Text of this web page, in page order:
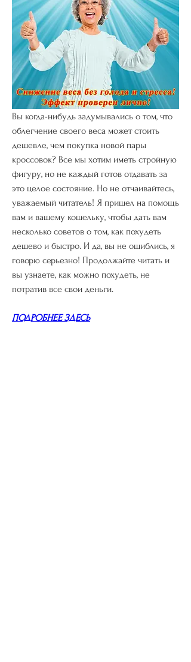
Вы когда-нибудь задумывались о том, что
облегчение своего веса может стоить
дешевле, чем покупка новой пары
кроссовок? Все мы хотим иметь стройную
фигуру, но не каждый готов отдавать за
это целое состояние. Но не отчаивайтесь,
уважаемый читатель! Я пришел на помощь
вам и вашему кошельку, чтобы дать вам
несколько советов о том, как похудеть
дешево и быстро. И да, вы не ошиблись, я
говорю серьезно! Продолжайте читать и
вы узнаете, как можно похудеть, не
потратив все свои деньги.
ПОДРОБНЕЕ ЗДЕСЬ